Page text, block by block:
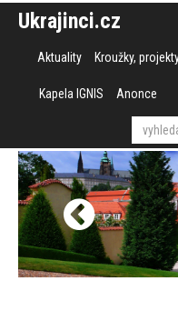
Ukrajinci.cz
Aktuality Kroužky,
Kapela IGNIS Anonce